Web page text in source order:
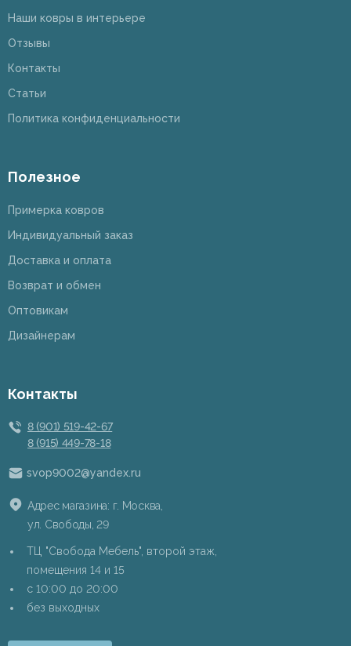
Наши ковры в интерьере
Отзывы
Контакты
Статьи
Политика конфиденциальности
Полезное
Примерка ковров
Индивидуальный заказ
Доставка и оплата
Возврат и обмен
Оптовикам
Дизайнерам
Контакты
8 (901) 519-42-67
8 (915) 449-78-18
svop9002@yandex.ru
Адрес магазина: г. Москва,
ул. Свободы, 29
ТЦ "Свобода Мебель", второй этаж,
помещения 14 и 15
c 10:00 до 20:00
без выходных